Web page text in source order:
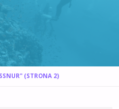
(STRONA 2)